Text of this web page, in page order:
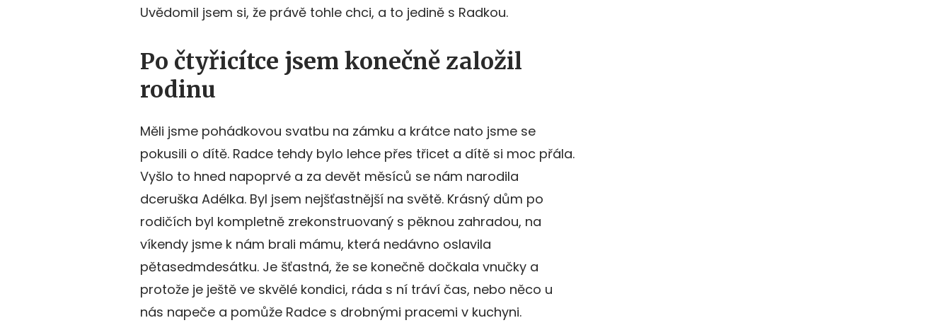
Uvědomil jsem si, že právě tohle chci, a to jedině s Radkou.
Po čtyřicítce jsem konečně založil
rodinu
Měli jsme pohádkovou svatbu na zámku a krátce nato jsme se
pokusili o dítě. Radce tehdy bylo lehce přes třicet a dítě si moc přála.
Vyšlo to hned napoprvé a za devět měsíců se nám narodila
dceruška Adélka. Byl jsem nejšťastnější na světě. Krásný dům po
rodičích byl kompletně zrekonstruovaný s pěknou zahradou, na
víkendy jsme k nám brali mámu, která nedávno oslavila
pětasedmdesátku. Je šťastná, že se konečně dočkala vnučky a
protože je ještě ve skvělé kondici, ráda s ní tráví čas, nebo něco u
nás napeče a pomůže Radce s drobnými pracemi v kuchyni.